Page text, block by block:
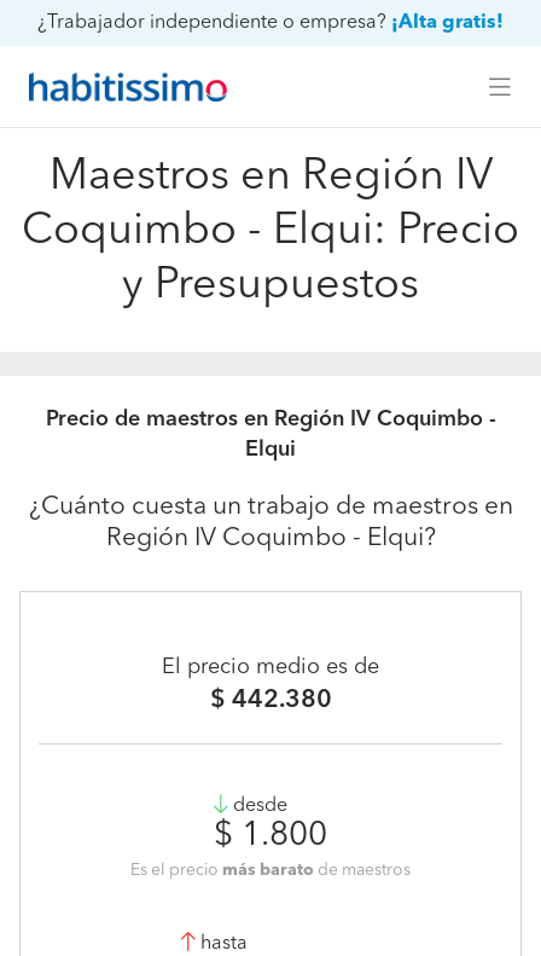
¿Trabajador independiente o empresa? ¡Alta gratis!
Maestros en Región IV
Coquimbo - Elqui: Precio
y Presupuestos
Precio de maestros en Región IV Coquimbo -
Elqui
¿Cuánto cuesta un trabajo de maestros en
Región IV Coquimbo - Elqui?
El precio medio es de
$ 442.380
desde
$ 1.800
Es el precio más barato de maestros
hasta